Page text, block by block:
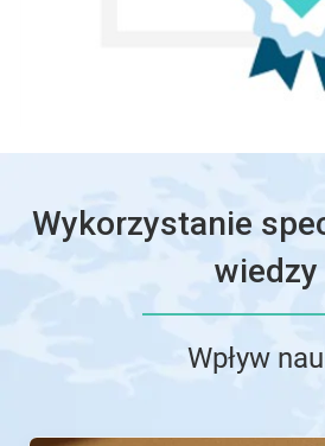
Wykorzystanie
wiedzy
Wpływ
To